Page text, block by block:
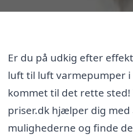
Er du på udkig efter
luft til luft varmepumper i
kommet til det rette sted!
priser.dk hjælper dig med
mulighederne og finde